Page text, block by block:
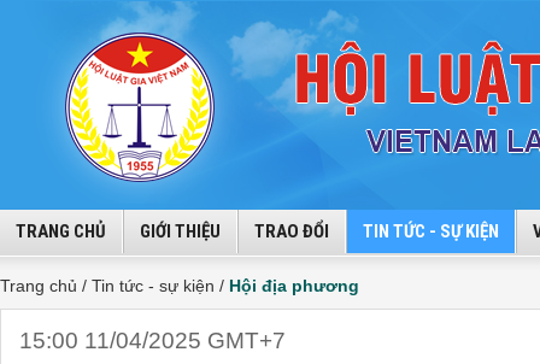
TRANG CHỦ GIỚI THIỆU TRAO ĐỔI TIN TỨC - SỰ KIỆN
Trang chủ / Tin tức - sự kiện / Hội địa phương
15:00 11/04/2025 GMT+7